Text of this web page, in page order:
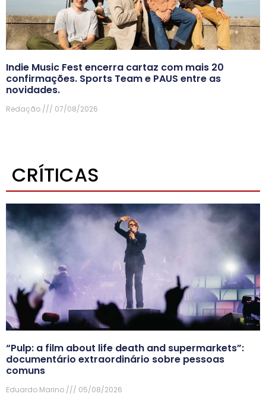
Indie Music Fest encerra cartaz com mais 20
confirmações. Sports Team e PAUS entre as
novidades.
Redação 07/08/2026
CRÍTICAS
“Pulp: a film about life death and supermarkets”:
documentário extraordinário sobre pessoas
comuns
Eduardo Marino 05/08/2026